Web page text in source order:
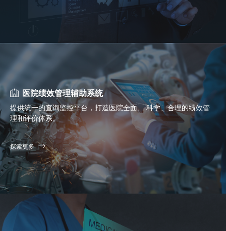
医院绩效管理辅助系统
提供统一的查询监控平台，打造医院全面、 科学、合理的绩效管
理和评价体系。
探索更多